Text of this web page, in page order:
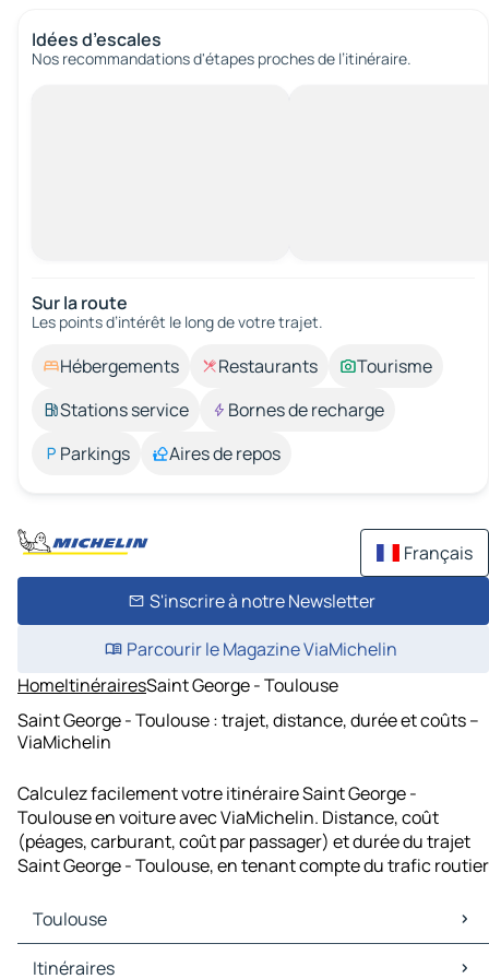
Idées d’escales
Nos recommandations d'étapes proches de l’itinéraire.
Sur la route
Les points d’intérêt le long de votre trajet.
Hébergements Restaurants
Tourisme
Stations service
Bornes de recharge
Parkings
Aires de repos
Français
S'inscrire à notre Newsletter
Parcourir le Magazine ViaMichelin
HomeItinérairesSaint George - Toulouse
Saint George - Toulouse : trajet, distance, durée et coûts –
ViaMichelin
Calculez facilement votre itinéraire Saint George -
Toulouse en voiture avec ViaMichelin. Distance, coût
(péages, carburant, coût par passager) et durée du trajet
Saint George - Toulouse, en tenant compte du trafic routier
Toulouse
Toulouse Cartes et plans
Itinéraires